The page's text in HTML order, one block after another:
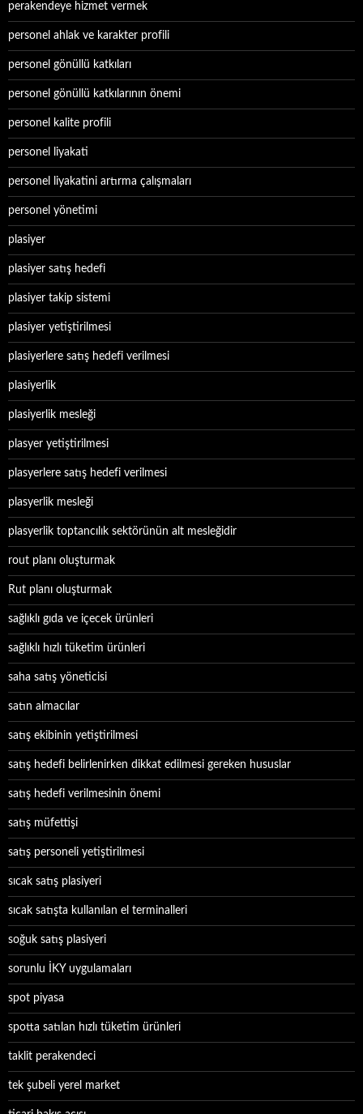
perakendeye hizmet vermek
personel ahlak ve karakter profili
personel gönüllü katkıları
personel gönüllü katkılarının önemi
personel kalite profili
personel liyakati
personel liyakatini artırma çalışmaları
personel yönetimi
plasiyer
plasiyer satış hedefi
plasiyer takip sistemi
plasiyer yetiştirilmesi
plasiyerlere satış hedefi verilmesi
plasiyerlik
plasiyerlik mesleği
plasyer yetiştirilmesi
plasyerlere satış hedefi verilmesi
plasyerlik mesleği
plasyerlik toptancılık sektörünün alt mesleğidir
rout planı oluşturmak
Rut planı oluşturmak
sağlıklı gıda ve içecek ürünleri
sağlıklı hızlı tüketim ürünleri
saha satış yöneticisi
satın almacılar
satış ekibinin yetiştirilmesi
satış hedefi belirlenirken dikkat edilmesi gereken hususlar
satış hedefi verilmesinin önemi
satış müfettişi
satış personeli yetiştirilmesi
sıcak satış plasiyeri
sıcak satışta kullanılan el terminalleri
soğuk satış plasiyeri
sorunlu İKY uygulamaları
spot piyasa
spotta satılan hızlı tüketim ürünleri
taklit perakendeci
tek şubeli yerel market